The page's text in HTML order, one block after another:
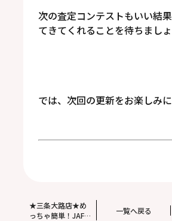
次の査定コンテストもいい結
てきてくれることを待ちまし
では、次回の更新をお楽しみ
★三条大路店★め
っちゃ簡単！JAF
一覧へ戻る